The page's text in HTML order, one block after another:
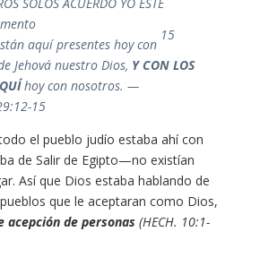
15
aquí presentes hoy con
Jehová nuestro Dios, Y CON LOS
hoy con nosotros. —
‬15
el pueblo judío estaba ahí con
de Salir de Egipto—no existían
Así que Dios estaba hablando de
que le aceptaran como Dios,
acepción de personas (HECH. 10:1-